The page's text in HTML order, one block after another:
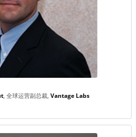
全球运营副总裁 Vantage Labs